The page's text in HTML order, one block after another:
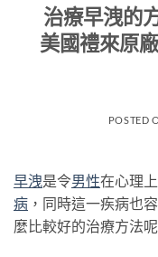
治療早洩的
美國禮來原
POSTED
早洩是令男性在心理
病 ，同時這一疾病也
麼比較好的治療方法呢